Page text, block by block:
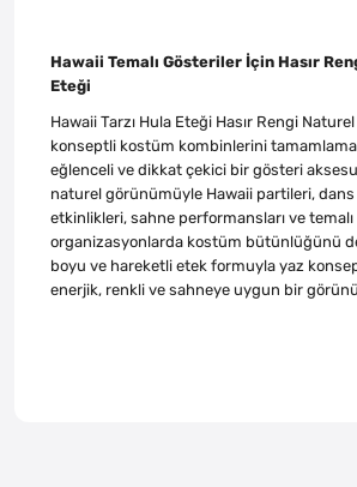
Hawaii Temalı Gösteriler İçin Hasır
Eteği
Hawaii Tarzı Hula Eteği Hasır Rengi
konseptli kostüm kombinlerini
eğlenceli ve dikkat çekici bir gösteri
naturel görünümüyle Hawaii partileri,
etkinlikleri, sahne performansları ve temalı
organizasyonlarda kostüm bütünlüğünü
boyu ve hareketli etek formuyla yaz
enerjik, renkli ve sahneye uygun bir